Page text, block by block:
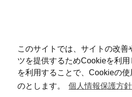
このサイトでは、サイトの改善
ツを提供するためCookieを利用
を利用することで、Cookieの
のとします。
個人情報保護方針